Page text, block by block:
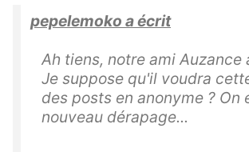
pepelemoko a écrit
Ah tiens, notre ami Auzance
Je suppose qu'il voudra
des posts en anonyme ? On
nouveau dérapage...